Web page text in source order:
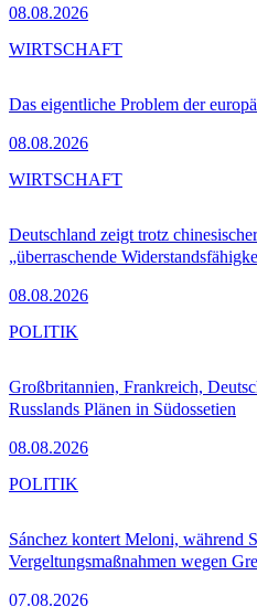
08.08.2026
Das eigentliche Problem der
08.08.2026
WIRTSCHAFT
Deutschland zeigt trotz
„überraschende
08.08.2026
WIRTSCHAFT
Großbritannien, Frankreich,
Russlands Plänen in Südossetien
08.08.2026
POLITIK
Sánchez kontert Meloni, während
Vergeltungsmaßnahmen wegen
07.08.2026
POLITIK